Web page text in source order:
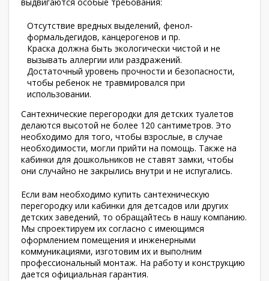
Отсутствие вредных выделений, фенол-
формальдегидов, канцерогенов и пр.
Краска должна быть экологически чистой и не
вызывать аллергии или раздражений.
Достаточный уровень прочности и безопасности,
чтобы ребенок не травмировался при
использовании.
Сантехнические перегородки для детских туалетов
делаются высотой не более 120 сантиметров. Это
необходимо для того, чтобы взрослые, в случае
необходимости, могли прийти на помощь. Также на
кабинки для дошкольников не ставят замки, чтобы
они случайно не закрылись внутри и не испугались.
Если вам необходимо купить сантехническую
перегородку или кабинки для детсадов или других
детских заведений, то обращайтесь в нашу компанию.
Мы спроектируем их согласно с имеющимся
оформлением помещения и инженерными
коммуникациями, изготовим их и выполним
профессиональный монтаж. На работу и конструкцию
дается официальная гарантия.